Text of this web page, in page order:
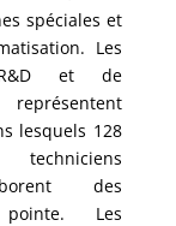
spéciales et
Les
et de
lesquels 128
des
Les